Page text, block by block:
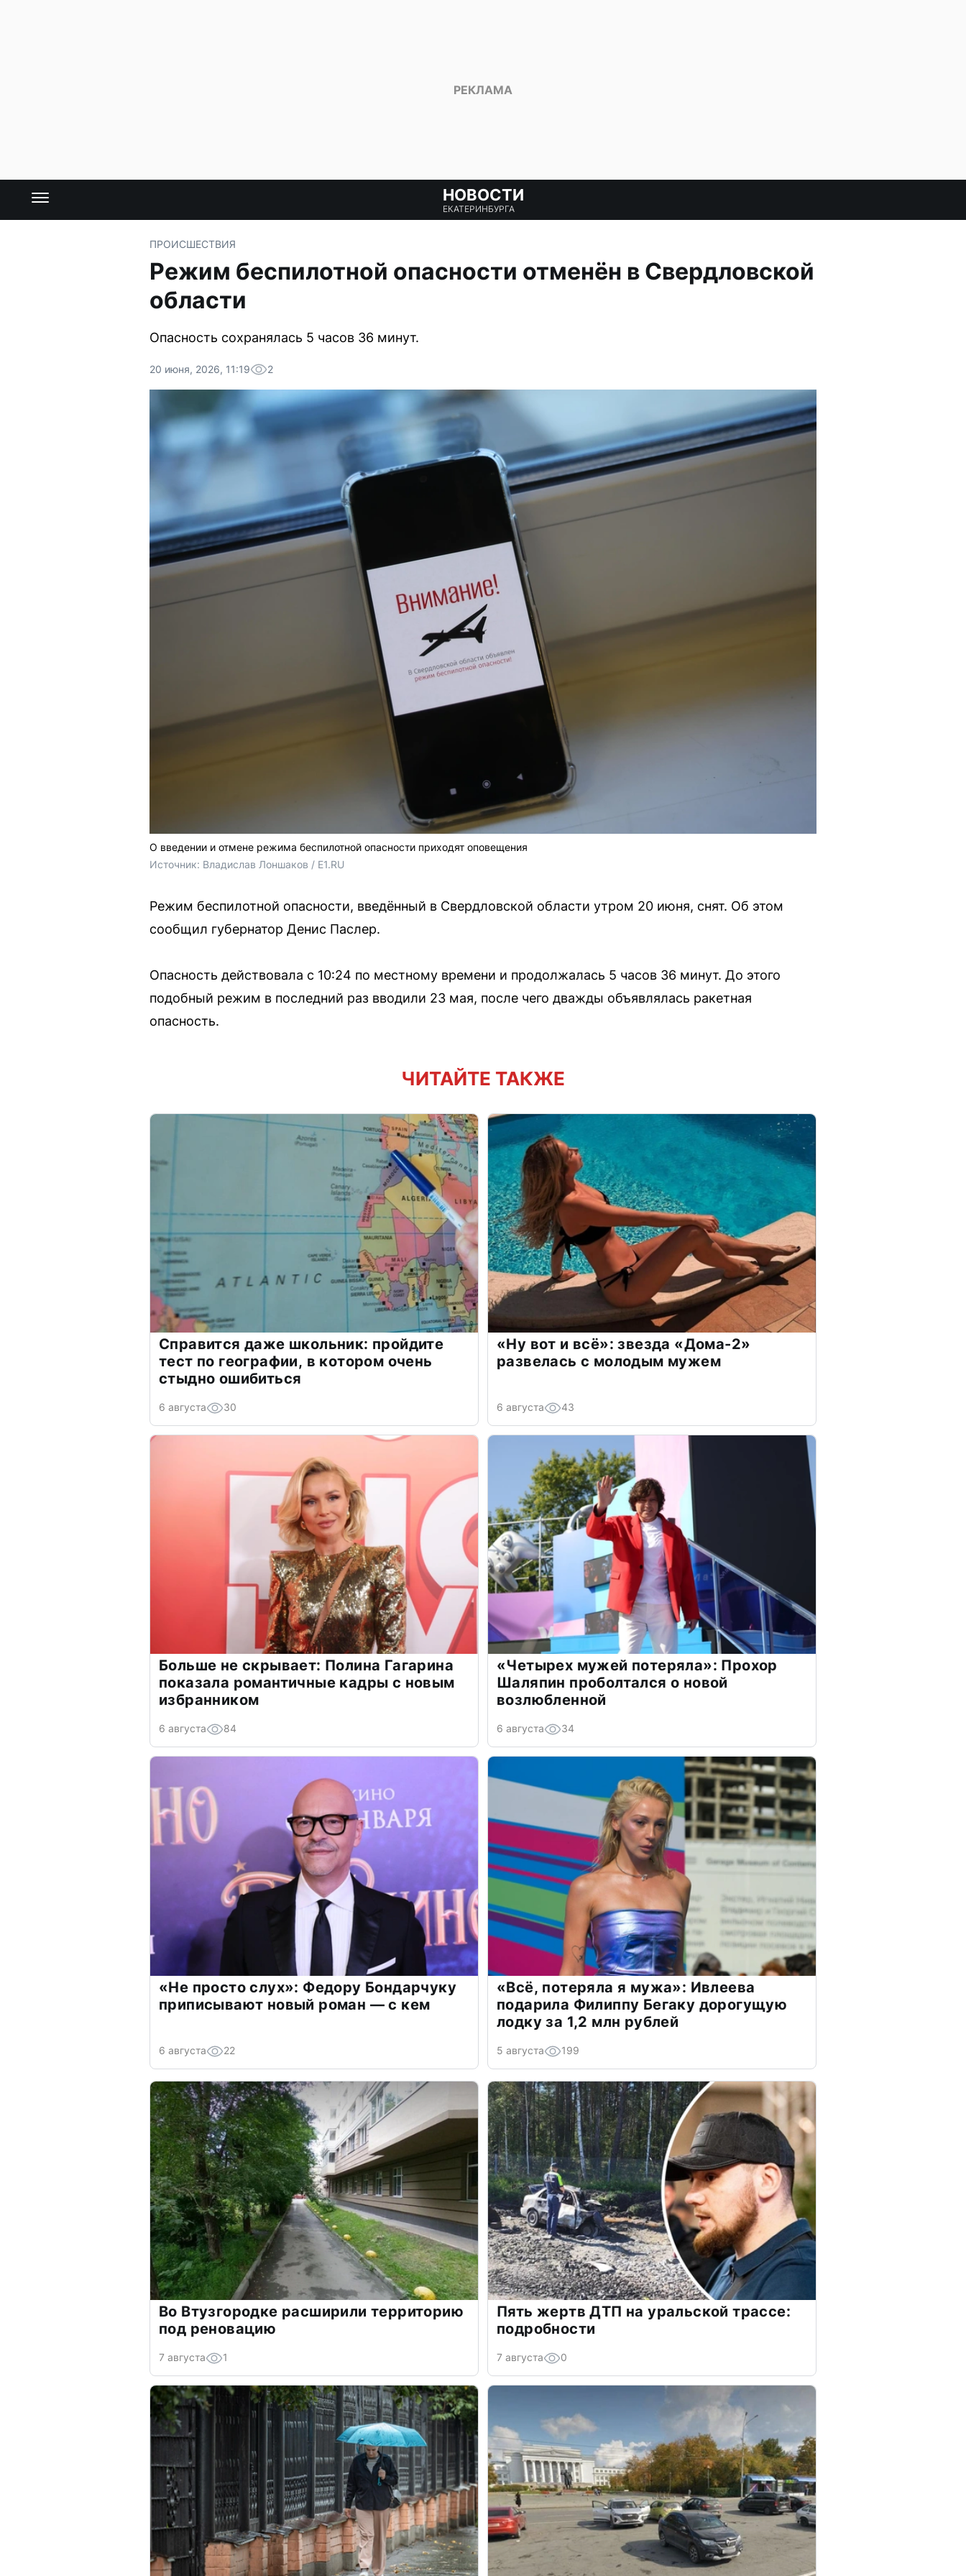
НОВОСТИ
ЕКАТЕРИНБУРГА
ПРОИСШЕСТВИЯ
Режим беспилотной опасности отменён в Свердловской
области
Опасность сохранялась 5 часов 36 минут.
20 июня, 2026, 11:19 2
О введении и отмене режима беспилотной опасности приходят оповещения
Источник: Владислав Лоншаков / E1.RU
Режим беспилотной опасности, введённый в Свердловской области утром 20 июня, снят. Об этом
сообщил губернатор Денис Паслер.
Опасность действовала с 10:24 по местному времени и продолжалась 5 часов 36 минут. До этого
подобный режим в последний раз вводили 23 мая, после чего дважды объявлялась ракетная
опасность.
ЧИТАЙТЕ ТАКЖЕ
Справится даже школьник: пройдите
тест по географии, в котором очень
стыдно ошибиться
6 августа 30
«Ну вот и всё»: звезда «Дома-2»
развелась с молодым мужем
6 августа 43
Больше не скрывает: Полина Гагарина
показала романтичные кадры с новым
избранником
6 августа 84
«Четырех мужей потеряла»: Прохор
Шаляпин проболтался о новой
возлюбленной
6 августа 34
«Не просто слух»: Федору Бондарчуку
приписывают новый роман — с кем
6 августа 22
«Всё, потеряла я мужа»: Ивлеева
подарила Филиппу Бегаку дорогущую
лодку за 1,2 млн рублей
5 августа 199
Во Втузгородке расширили территорию
под реновацию
7 августа 1
Пять жертв ДТП на уральской трассе:
подробности
7 августа 0